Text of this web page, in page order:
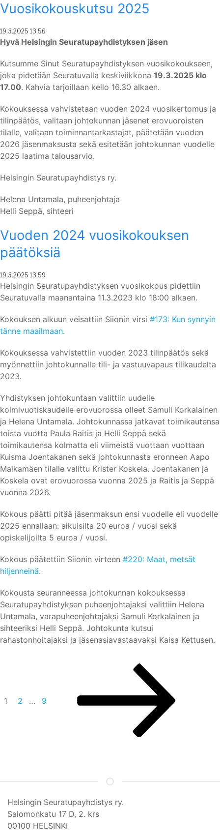
Vuosikokouskutsu 2025
Posted
On
19.3.2025 13:56
Hyvä Helsingin Seuratupayhdistyksen jäsen
Kutsumme Sinut Seuratupayhdistyksen vuosikokoukseen,
joka pidetään Seuratuvalla keskiviikkona 19.3.2025 klo
17.00. Kahvia tarjoillaan kello 16.30 alkaen.
Kokouksessa vahvistetaan vuoden 2024 vuosikertomus ja
tilinpäätös, valitaan johtokunnan jäsenet erovuoroisten
tilalle, valitaan toiminnantarkastajat, päätetään vuoden
2026 jäsenmaksusta sekä esitetään johtokunnan vuodelle
2025 laatima talousarvio.
Helsingin Seuratupayhdistys ry.
Helena Untamala, puheenjohtaja
Helli Seppä, sihteeri
Vuoden 2024 vuosikokouksen
päätöksiä
Posted
On
19.3.2025 13:59
Helsingin Seuratupayhdistyksen vuosikokous pidettiin
Seuratuvalla maanantaina 11.3.2023 klo 18:00 alkaen.
Kokouksen alkuun veisattiin Siionin virsi #173: Kun synnyin
tänne maailmaan.
Kokouksessa vahvistettiin vuoden 2023 tilinpäätös sekä
myönnettiin johtokunnalle tili- ja vastuuvapaus tilikaudelta
2023.
Yhdistyksen johtokuntaan valittiin uudelle
kolmivuotiskaudelle erovuorossa olleet Samuli Korkalainen
ja Helena Untamala. Johtokunnassa jatkavat toimikautensa
toista vuotta Paula Raitis ja Helli Seppä sekä
toimikautensa kolmatta eli viimeistä vuottaan vuottaan
Kuisma Joentakanen sekä johtokunnasta eronneen Aapo
Malkamäen tilalle valittu Krister Koskela. Joentakanen ja
Koskela ovat erovuorossa vuonna 2025 ja Raitis ja Seppä
vuonna 2026.
Kokous päätti pitää jäsenmaksun ensi vuodelle eli vuodelle
2025 ennallaan: aikuisilta 20 euroa / vuosi sekä
opiskelijoilta 5 euroa / vuosi.
Kokous päätettiin Siionin virteen #220: Maat, metsät
hiljenneinä.
Kokousta seuranneessa johtokunnan kokouksessa
Seuratupayhdistyksen puheenjohtajaksi valittiin Helena
Untamala, varapuheenjohtajaksi Samuli Korkalainen ja
sihteeriksi Helli Seppä. Johtokunta kutsui
rahastonhoitajaksi ja jäsenasiavastaavaksi Kaisa Kettusen.
1 2 … 9
Helsingin Seuratupayhdistys ry.
Salomonkatu 17 D, 2. krs
00100 HELSINKI